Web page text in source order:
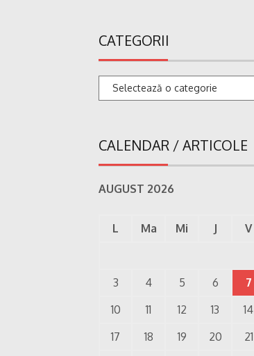
CATEGORII
Categorii
CALENDAR / ARTICOLE
AUGUST 2026
L Ma Mi J V
3
4 5 6 7
10
11 12 13 14
17
18 19 20 21